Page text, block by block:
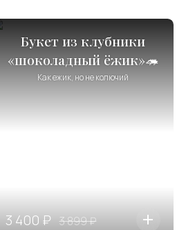
Букет из клубники
«шоколадный ёжик»🦔
Как ежик, но не колючий
3 400 ₽ 3 899 ₽